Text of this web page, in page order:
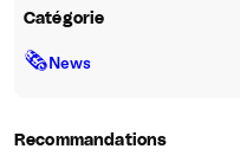
Catégorie
🗞News
Recommandations